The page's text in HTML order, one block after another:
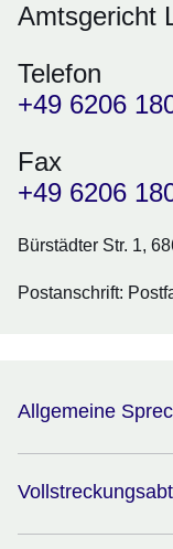
Amtsgericht
Telefon
+49 6206
Fax
+49 6206
Bürstädter Str. 1,
Postanschrift:
Allgemeine